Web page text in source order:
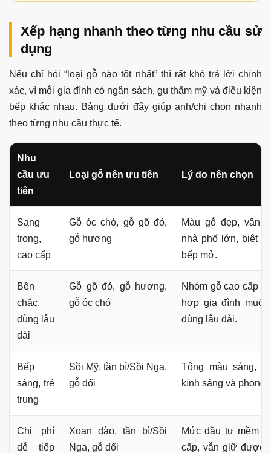
Xếp hạng nhanh theo từng nhu cầu sử
dụng
Nếu chỉ hỏi “loại gỗ nào tốt nhất” thì rất khó trả lời chính
xác, vì mỗi gia đình có ngân sách, gu thẩm mỹ và điều kiện
bếp khác nhau. Bảng dưới đây giúp anh/chị chọn nhanh
theo từng nhu cầu thực tế.
Nhu
cầu ưu
tiên
Loại gỗ nên ưu tiên Lý do nên chọn
Sang
trọng,
cao cấp
Gỗ óc chó, gỗ gõ đỏ,
gỗ hương
Màu gỗ đẹp, vân
nhà phố lớn, biệt
bếp mở.
Bền
chắc,
dùng lâu
dài
Gỗ gõ đỏ, gỗ hương,
gỗ óc chó
Nhóm gỗ cao cấp
hợp gia đình
dùng lâu dài.
Bếp
sáng, trẻ
trung
Sồi Mỹ, tần bì/Sồi Nga,
gỗ dổi
Tông màu sáng,
kính sáng và phong
Chi phí
dễ tiếp
Xoan đào, tần bì/Sồi
Nga, gỗ dổi
Mức đầu tư mềm
cấp, vẫn giữ được